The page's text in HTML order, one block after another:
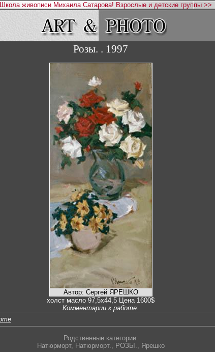
живописи Михаила Сатарова! Взрослые и детские группы >>
Розы. . 1997
Автор: Сергей ЯРЕШКО
холст масло 97,5х44,5 Цена 1600$
Комментарии к работе:
Родственные категории:
Натюрморт, Натюрморт., РОЗЫ., Ярешко